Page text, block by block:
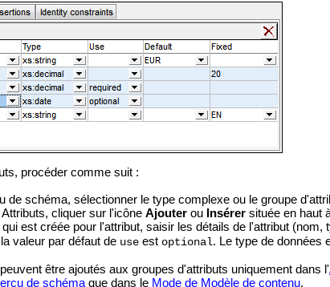
procéder comme suit :
de schéma, sélectionner le type complexe ou le groupe
cliquer sur l'icône Ajouterou Insérer située en haut
est créée pour l'attribut, saisir les détails de l'attribut
valeur par défaut de useest optional. Le type de données
être ajoutés aux groupes d'attributs uniquement dans l'
de schémaque dans le Mode de Modèle de contenu.